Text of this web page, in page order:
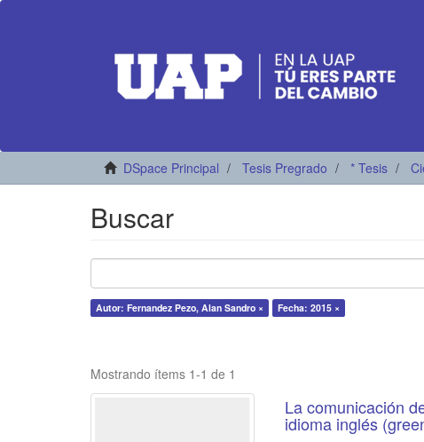
DSpace Principal Tesis Pregrado * Tesis
Buscar
Autor: Fernandez Pezo, Alan Sandro × Fecha: 2015 ×
Mostrando ítems 1-1 de 1
La comunicación
idioma inglés